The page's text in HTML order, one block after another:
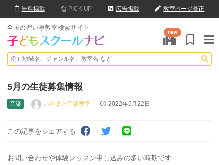
無料掲載 PICK UP 広告掲載 教室ページ修正
全国の習い事教室検索サイト
new
5月の生徒募集情報
音楽 いのまた音楽教室 2022年5月22日
この記事をシェアする
お問い合わせや体験レッスン申し込みの多い時期です！